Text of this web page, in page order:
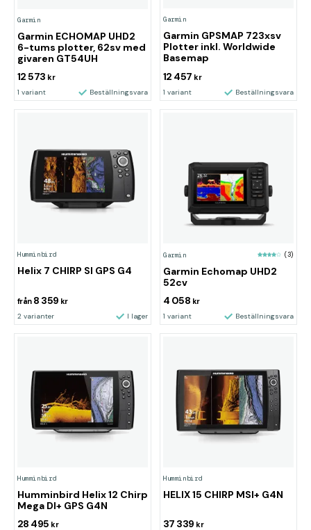
Garmin
Garmin ECHOMAP UHD2
6-tums plotter, 62sv med
givaren GT54UH
12 573 kr
1 variant Beställningsvara
Garmin
Garmin GPSMAP 723xsv
Plotter inkl. Worldwide
Basemap
12 457 kr
1 variant Beställningsvara
Humminbird
Helix 7 CHIRP SI GPS G4
från 8 359 kr
2 varianter I lager
Garmin (3)
Garmin Echomap UHD2
52cv
4 058 kr
1 variant Beställningsvara
Humminbird
Humminbird Helix 12 Chirp
Mega DI+ GPS G4N
28 495 kr
Humminbird
HELIX 15 CHIRP MSI+ G4N
37 339 kr